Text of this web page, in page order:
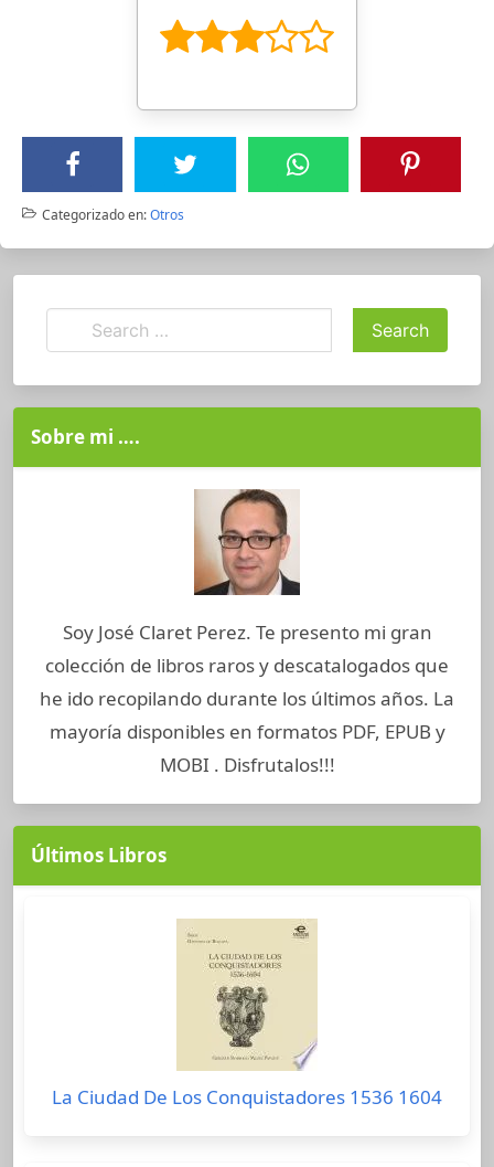
Categorizado en:Otros
Sobre mi ….
Soy José Claret Perez. Te presento mi gran
colección de libros raros y descatalogados que
he ido recopilando durante los últimos años. La
mayoría disponibles en formatos PDF, EPUB y
MOBI . Disfrutalos!!!
Últimos Libros
La Ciudad De Los Conquistadores 1536 1604